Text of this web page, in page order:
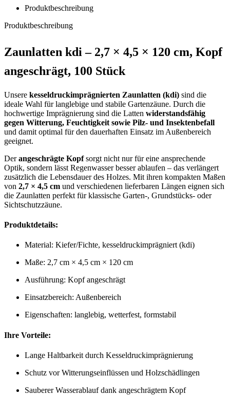
Produktbeschreibung
Produktbeschreibung
Zaunlatten kdi – 2,7 × 4,5 × 120 cm, Kopf
angeschrägt, 100 Stück
Unsere kesseldruckimprägnierten Zaunlatten (kdi) sind die
ideale Wahl für langlebige und stabile Gartenzäune. Durch die
hochwertige Imprägnierung sind die Latten widerstandsfähig
gegen Witterung, Feuchtigkeit sowie Pilz- und Insektenbefall
und damit optimal für den dauerhaften Einsatz im Außenbereich
geeignet.
Derangeschrägte Kopfsorgt nicht nur für eine ansprechende
Optik, sondern lässt Regenwasser besser ablaufen – das verlängert
zusätzlich die Lebensdauer des Holzes. Mit ihren kompakten Maßen
von 2,7 × 4,5 cm und verschiedenen lieferbaren Längen eignen sich
die Zaunlatten perfekt für klassische Garten-, Grundstücks- oder
Sichtschutzzäune.
Produktdetails:
Material: Kiefer/Fichte, kesseldruckimprägniert (kdi)
Maße: 2,7 cm × 4,5 cm × 120 cm
Ausführung: Kopf angeschrägt
Einsatzbereich: Außenbereich
Eigenschaften: langlebig, wetterfest, formstabil
Ihre Vorteile:
Lange Haltbarkeit durch Kesseldruckimprägnierung
Schutz vor Witterungseinflüssen und Holzschädlingen
Sauberer Wasserablauf dank angeschrägtem Kopf